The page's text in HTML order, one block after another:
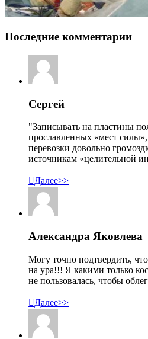
Последние комментарии
Сергей
"Записывать на пластины
прославленных «мест
перевозки довольно
источникам «целительной
Далее>>
Александра Яковлева
Могу точно подтвердить,
на ура!!! Я какими только
не пользовалась, чтобы
Далее>>